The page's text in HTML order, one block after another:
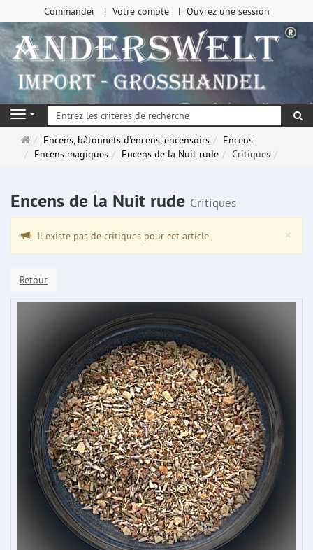
Commander Votre compte Ouvrez une session
Navigation
Page
d'accueil
Encens, bâtonnets d'encens, encensoirs
Encens
Encens magiques
Encens de la Nuit rude Critiques
Encens de la Nuit rude Critiques
×
Il existe pas de critiques pour cet article
Retour